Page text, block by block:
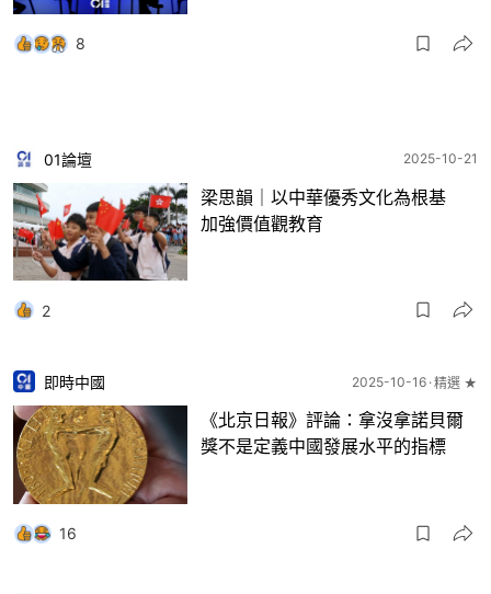
8
01論壇 2025-10-21
梁思韻｜以中華優秀文化為根基
加強價值觀教育
2
即時中國 2025-10-16 精選 ★
《北京日報》評論：拿沒拿諾貝爾
獎不是定義中國發展水平的指標
16